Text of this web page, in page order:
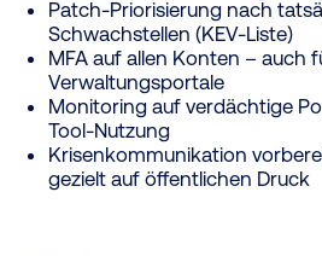
Patch-Priorisierung nach
Schwachstellen (KEV-Liste)
MFA auf allen Konten – auch
Verwaltungsportale
Monitoring auf verdächtige
Tool-Nutzung
Krisenkommunikation
gezielt auf öffentlichen Druck